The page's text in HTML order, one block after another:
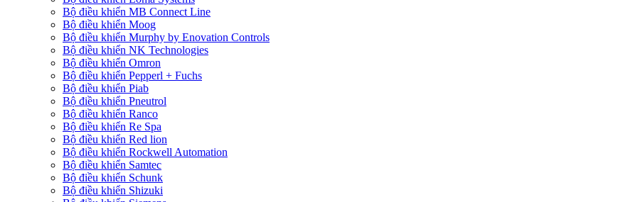
Bộ điều khiển MB Connect Line
Bộ điều khiển Moog
Bộ điều khiển Murphy by Enovation Controls
Bộ điều khiển NK Technologies
Bộ điều khiển Omron
Bộ điều khiển Pepperl + Fuchs
Bộ điều khiển Piab
Bộ điều khiển Pneutrol
Bộ điều khiển Ranco
Bộ điều khiển Re Spa
Bộ điều khiển Red lion
Bộ điều khiển Rockwell Automation
Bộ điều khiển Samtec
Bộ điều khiển Schunk
Bộ điều khiển Shizuki